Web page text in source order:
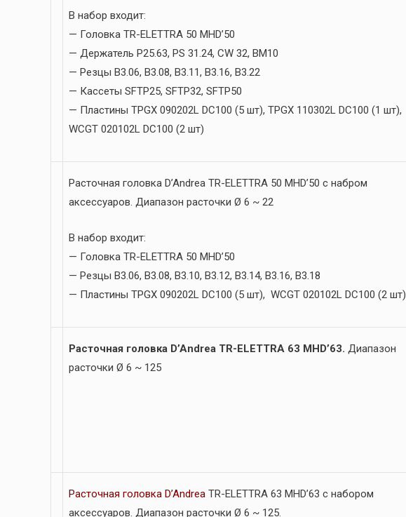
В набор входит:
— Головка TR-ELETTRA 50 MHD’50
— Держатель P25.63, PS 31.24, CW 32, BM10
— Резцы B3.06, B3.08, B3.11, B3.16, B3.22
— Кассеты SFTP25, SFTP32, SFTP50
— Пластины TPGX 090202L DC100 (5 шт), TPGX 110302L DC100 (1 шт),
WCGT 020102L DC100 (2 шт)
Расточная головка D’Andrea TR-ELETTRA 50 MHD’50 с набром
аксессуаров. Диапазон расточки Ø 6 ~ 22
В набор входит:
— Головка TR-ELETTRA 50 MHD’50
— Резцы B3.06, B3.08, B3.10, B3.12, B3.14, B3.16, B3.18
— Пластины TPGX 090202L DC100 (5 шт), WCGT 020102L DC100 (2 шт)
Расточная головка D’Andrea TR-ELETTRA 63 MHD’63. Диапазон
расточки Ø 6 ~ 125
Расточная головка D’Andrea TR-ELETTRA 63 MHD’63 с набором
аксессуаров. Диапазон расточки Ø 6 ~ 125.